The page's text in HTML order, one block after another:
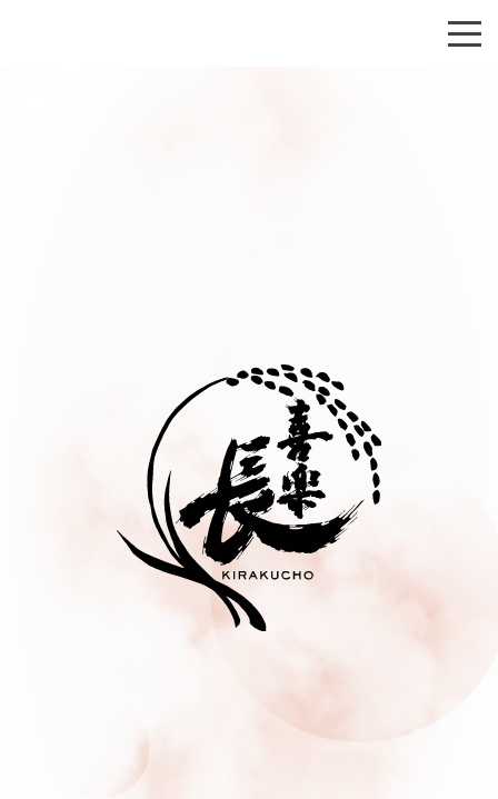
お問い合わせ
English/日本語